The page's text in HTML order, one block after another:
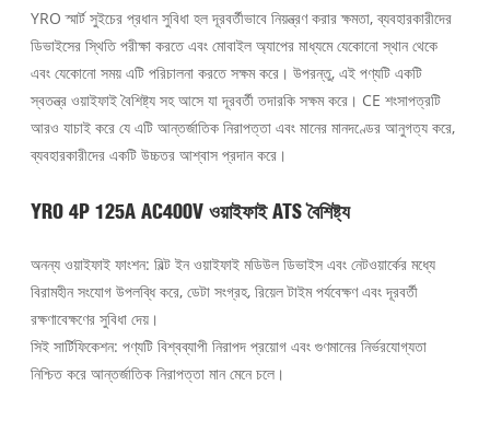
YRO স্মার্ট সুইচের প্রধান সুবিধা হল দূরবর্তীভাবে নিয়ন্ত্রণ করার ক্ষমতা, ব্যবহারকারীদের
ডিভাইসের স্থিতি পরীক্ষা করতে এবং মোবাইল অ্যাপের মাধ্যমে যেকোনো স্থান থেকে
এবং যেকোনো সময় এটি পরিচালনা করতে সক্ষম করে। উপরন্তু, এই পণ্যটি একটি
স্বতন্ত্র ওয়াইফাই বৈশিষ্ট্য সহ আসে যা দূরবর্তী তদারকি সক্ষম করে। CE শংসাপত্রটি
আরও যাচাই করে যে এটি আন্তর্জাতিক নিরাপত্তা এবং মানের মানদণ্ডের আনুগত্য করে,
ব্যবহারকারীদের একটি উচ্চতর আশ্বাস প্রদান করে।
YRO 4P 125A AC400V ওয়াইফাই ATS বৈশিষ্ট্য
অনন্য ওয়াইফাই ফাংশন: বিল্ট ইন ওয়াইফাই মডিউল ডিভাইস এবং নেটওয়ার্কের মধ্যে
বিরামহীন সংযোগ উপলব্ধি করে, ডেটা সংগ্রহ, রিয়েল টাইম পর্যবেক্ষণ এবং দূরবর্তী
রক্ষণাবেক্ষণের সুবিধা দেয়।
সিই সার্টিফিকেশন: পণ্যটি বিশ্বব্যাপী নিরাপদ প্রয়োগ এবং গুণমানের নির্ভরযোগ্যতা
নিশ্চিত করে আন্তর্জাতিক নিরাপত্তা মান মেনে চলে।